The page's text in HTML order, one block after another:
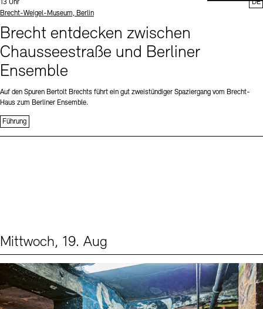
Uhrzeit:
13 Uhr
Standort
Brecht-Weigel-Museum, Berlin
Brecht entdecken zwischen
Chausseestraße und Berliner
Ensemble
Auf den Spuren Bertolt Brechts führt ein gut zweistündiger Spaziergang vom Brecht-
Haus zum Berliner Ensemble.
Führung
DE
Mittwoch, 19. Aug